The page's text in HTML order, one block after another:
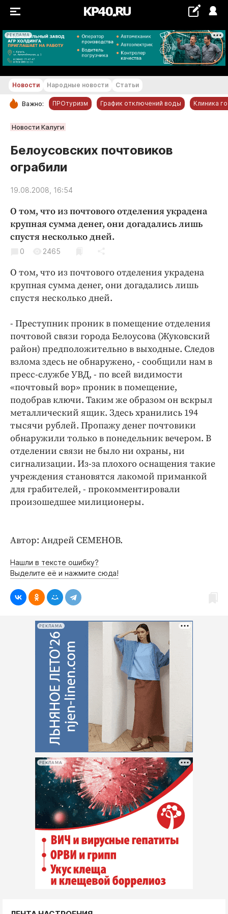
РЕКЛАМА
+17...+18 °С
РУБРИКИ
Новости компаний
Статьи
Народные новости
Благоустройство
Криминал
Культура
Образование
Общество
Праздники
Происшествия
Спорт
Экономика и бизнес
ПРОЕКТЫ
Блоги
Издания
Медиаперсона
Интересное чтиво
Клиника года
Бренд года
Работодатель года
Новости Народные новости Статьи
Важно: ПРОтуризм График отключений воды Клиника
Новости Калуги
Белоусовских почтовиков
ограбили
19.08.2008, 16:54
О том, что из почтового отделения украдена
крупная сумма денег, они догадались лишь
спустя несколько дней.
0 2465
О том, что из почтового отделения украдена
крупная сумма денег, они догадались лишь
спустя несколько дней.
- Преступник проник в помещение отделения
почтовой связи города Белоусова (Жуковский
район) предположительно в выходные. Следов
взлома здесь не обнаружено, - сообщили нам в
пресс-службе УВД, - по всей видимости
«почтовый вор» проник в помещение,
подобрав ключи. Таким же образом он вскрыл
металлический ящик. Здесь хранились 194
тысячи рублей. Пропажу денег почтовики
обнаружили только в понедельник вечером. В
отделении связи не было ни охраны, ни
сигнализации. Из-за плохого оснащения такие
учреждения становятся лакомой приманкой
для грабителей, - прокомментировали
произошедшее милиционеры.
Автор: Андрей СЕМЕНОВ.
Нашли в тексте ошибку?
Выделите её и нажмите сюда!
РЕКЛАМА
РЕКЛАМА